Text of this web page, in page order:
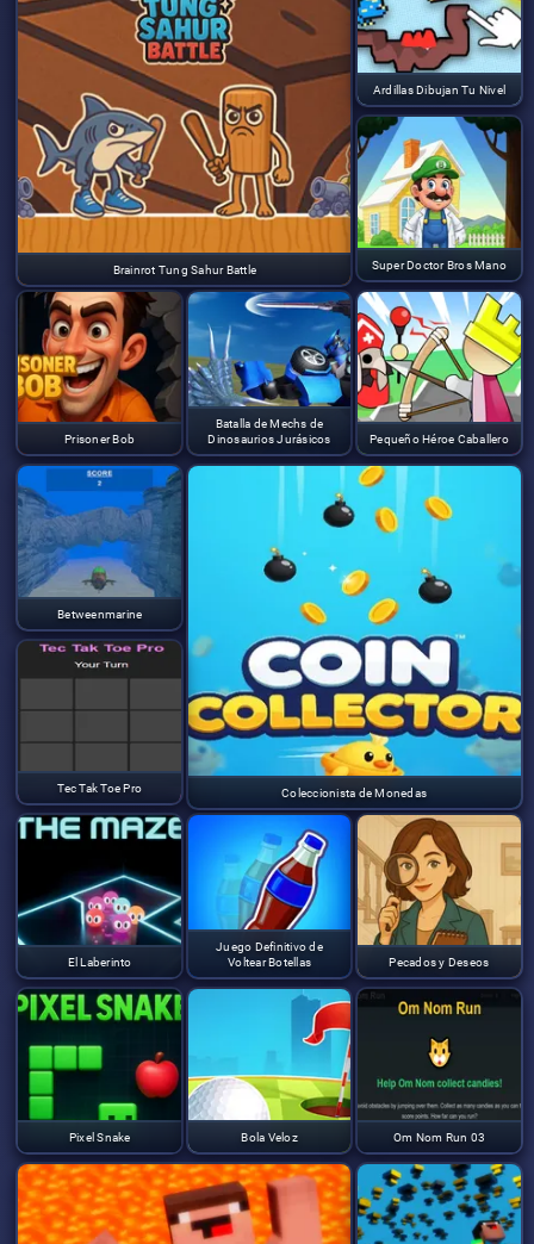
Brainrot Tung Sahur Battle
Ardillas Dibujan Tu Nivel
Super Doctor Bros Mano
Prisoner Bob
Batalla de Mechs de
Dinosaurios Jurásicos
Pequeño Héroe Caballero
Betweenmarine
Coleccionista de Monedas
Tec Tak Toe Pro
El Laberinto
Juego Definitivo de
Voltear Botellas
Pecados y Deseos
Pixel Snake Bola Veloz Om Nom Run 03